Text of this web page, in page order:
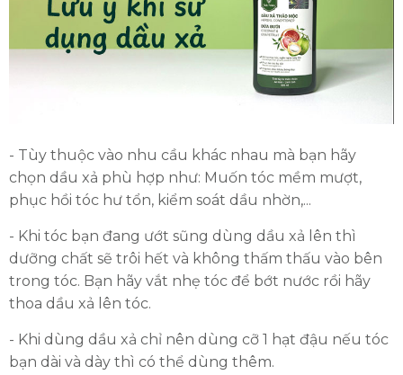
- Tùy thuộc vào nhu cầu khác nhau mà bạn hãy
chọn dầu xả phù hợp như: Muốn tóc mềm mượt,
phục hồi tóc hư tổn, kiểm soát dầu nhờn,...
- Khi tóc bạn đang ướt sũng dùng dầu xả lên thì
dưỡng chất sẽ trôi hết và không thấm thấu vào bên
trong tóc. Bạn hãy vắt nhẹ tóc để bớt nước rồi hãy
thoa dầu xả lên tóc.
- Khi dùng dầu xả chỉ nên dùng cỡ 1 hạt đậu nếu tóc
bạn dài và dày thì có thể dùng thêm.